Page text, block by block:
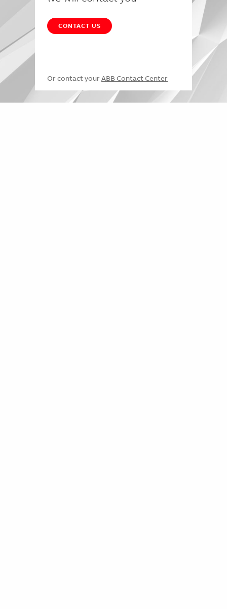
CONTACT US
Or contact your ABB Contact Center